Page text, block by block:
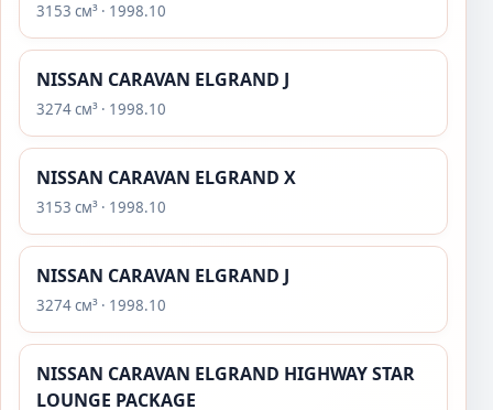
3153 см³ · 1998.10
NISSAN CARAVAN ELGRAND J
3274 см³ · 1998.10
NISSAN CARAVAN ELGRAND X
3153 см³ · 1998.10
NISSAN CARAVAN ELGRAND J
3274 см³ · 1998.10
NISSAN CARAVAN ELGRAND HIGHWAY STAR
LOUNGE PACKAGE